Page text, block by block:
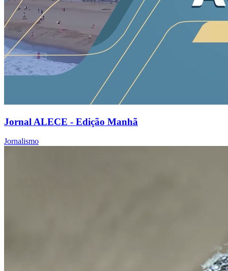
Jornal ALECE - Edição Manhã
Jornalismo